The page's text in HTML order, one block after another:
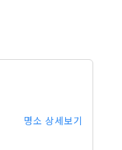
명소 상세보기